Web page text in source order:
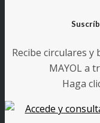
Recibe circulares y
MAYOL a
Haga